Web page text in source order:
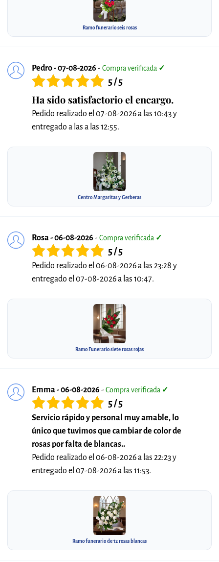
Ramo funerario seis rosas
Pedro - 07-08-2026 - Compra verificada ✓
5 / 5
Ha sido satisfactorio el encargo.
Pedido realizado el 07-08-2026 a las 10:43 y
entregado a las a las 12:55.
Centro Margaritas y Gerberas
Rosa - 06-08-2026 - Compra verificada ✓
5 / 5
Pedido realizado el 06-08-2026 a las 23:28 y
entregado el 07-08-2026 a las 10:47.
Ramo Funerario siete rosas rojas
Emma - 06-08-2026 - Compra verificada ✓
5 / 5
Servicio rápido y personal muy amable, lo
único que tuvimos que cambiar de color de
rosas por falta de blancas..
Pedido realizado el 06-08-2026 a las 22:23 y
entregado el 07-08-2026 a las 11:53.
Ramo funerario de 12 rosas blancas